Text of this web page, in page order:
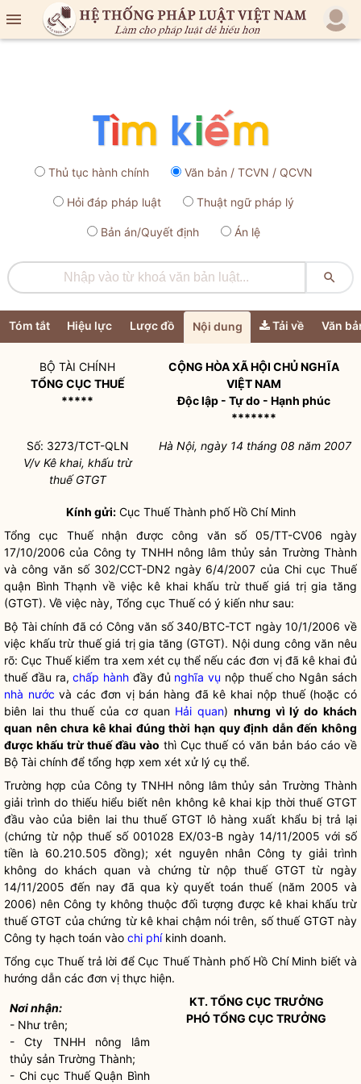

Thủ tục hành chính Văn bản / TCVN / QCVN
Hỏi đáp pháp luật Thuật ngữ pháp lý
Bản án/Quyết định Án lệ

Tóm tắt Hiệu lực Lược đồ Nội dung Tải về Văn
BỘ TÀI CHÍNH
TỔNG CỤC THUẾ
*****
CỘNG HÒA XÃ HỘI CHỦ NGHĨA
VIỆT NAM
Độc lập - Tự do - Hạnh phúc
*******
Số: 3273/TCT-QLN
V/v Kê khai, khấu trừ
thuế GTGT
Hà Nội, ngày 14 tháng 08 năm 2007
Kính gửi:Cục Thuế Thành phố Hồ Chí Minh
Tổng cục Thuế nhận được công văn số 05/TT-CV06 ngày
17/10/2006 của Công ty TNHH nông lâm thủy sản Trường Thành
và công văn số 302/CCT-DN2 ngày 6/4/2007 của Chi cục Thuế
quận Bình Thạnh về việc kê khai khấu trừ thuế giá trị gia tăng
(GTGT). Về việc này, Tổng cục Thuế có ý kiến như sau:
Bộ Tài chính đã có Công văn số 340/BTC-TCT ngày 10/1/2006 về
việc khấu trừ thuế giá trị gia tăng (GTGT). Nội dung công văn nêu
rõ: Cục Thuế kiểm tra xem xét cụ thể nếu các đơn vị đã kê khai đủ
thuế đầu ra,chấp hành đầy đủ nghĩa vụ nộp thuế cho Ngân sách
nhà nước và các đơn vị bán hàng đã kê khai nộp thuế (hoặc có
biên lai thu thuế của cơ quan Hải quan) nhưng vì lý do khách
quan nên chưa kê khai đúng thời hạn quy định dẫn đến không
được khấu trừ thuế đầu vào thì Cục thuế có văn bản báo cáo về
Bộ Tài chính để tổng hợp xem xét xử lý cụ thể.
Trường hợp của Công ty TNHH nông lâm thủy sản Trường Thành
giải trình do thiếu hiểu biết nên không kê khai kịp thời thuế GTGT
đầu vào của biên lai thu thuế GTGT lô hàng xuất khẩu bị trả lại
(chứng từ nộp thuế số 001028 EX/03-B ngày 14/11/2005 với số
tiền là 60.210.505 đồng); xét nguyên nhân Công ty giải trình
không do khách quan và chứng từ nộp thuế GTGT từ ngày
14/11/2005 đến nay đã qua kỳ quyết toán thuế (năm 2005 và
2006) nên Công ty không thuộc đối tượng được kê khai khấu trừ
thuế GTGT của chứng từ kê khai chậm nói trên, số thuế GTGT này
Công ty hạch toán vào chi phíkinh doanh.
Tổng cục Thuế trả lời để Cục Thuế Thành phố Hồ Chí Minh biết và
hướng dẫn các đơn vị thực hiện.
Nơi nhận:
- Như trên;
- Cty TNHH nông lâm
thủy sản Trường Thành;
- Chi cục Thuế Quận Bình
KT. TỔNG CỤC TRƯỞNG
PHÓ TỔNG CỤC TRƯỞNG